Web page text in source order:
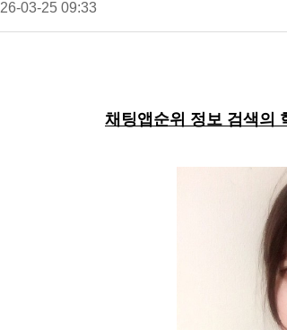
26-03-25 09:33
채팅앱순위 정보 검색의